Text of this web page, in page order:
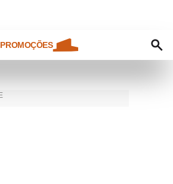
PROMOÇÕES